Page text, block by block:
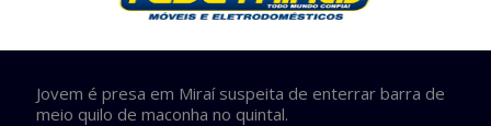
Jovem é presa em Miraí suspeita de enterrar barra de
meio quilo de maconha no quintal.